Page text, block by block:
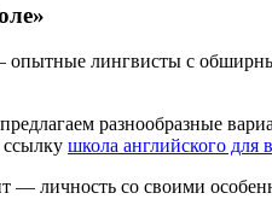
лингвисты с
разнообразные
школа английского для
личность со своими